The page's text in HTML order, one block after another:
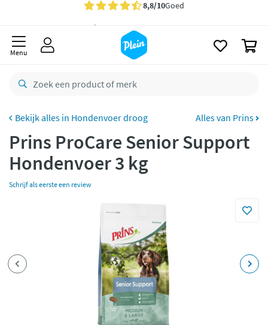
Gratisbezorging vanaf 35,- *
besteld,maandag
retourneren
CO2 neutraal
Betaal met Klarna
Menu
Hondenvoer droog Alles van Prins
Prins ProCare Senior Support
Hondenvoer 3 kg
Schrijf als eerste een review